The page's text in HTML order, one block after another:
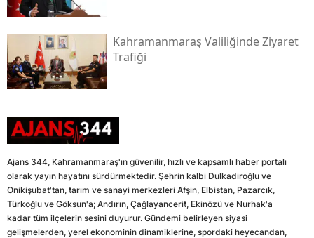
Kahramanmaraş Valiliğinde Ziyaret
Trafiği
Ajans 344, Kahramanmaraş'ın güvenilir, hızlı ve kapsamlı haber portalı
olarak yayın hayatını sürdürmektedir. Şehrin kalbi Dulkadiroğlu ve
Onikişubat'tan, tarım ve sanayi merkezleri Afşin, Elbistan, Pazarcık,
Türkoğlu ve Göksun'a; Andırın, Çağlayancerit, Ekinözü ve Nurhak'a
kadar tüm ilçelerin sesini duyurur. Gündemi belirleyen siyasi
gelişmelerden, yerel ekonominin dinamiklerine, spordaki heyecandan,